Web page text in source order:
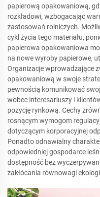
papierową opakowaniową,
rozkładowi, wzbogacając
zastosowań rolniczych.
cykl życia tego materiału,
papierowa opakowaniowa
na nowe wyroby papierowe,
Organizacje wprowadzające
opakowaniową w swoje
pewnością komunikować
wobec interesariuszy i
pozycję rynkową. Cechy
rosnącym wymogom
dotyczącym korporacyjnej
Ponadto odnawialny
odpowiedniej gospodarce
dostępność bez
zakłócania równowagi